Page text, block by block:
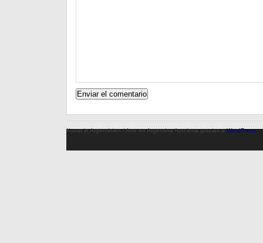
Kunst in Argentinien / Arte en Argentina funciona gracias aWordPress